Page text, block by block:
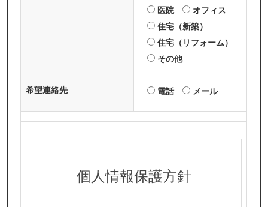
医院
オフィス
住宅（新築）
住宅（リフォーム）
その他
希望連絡先 電話 メール
個人情報保護方針